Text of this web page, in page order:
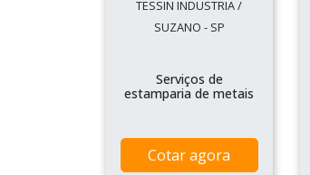
TESSIN INDUSTRIA /
SUZANO - SP
Serviços de
estamparia de metais
Cotar agora